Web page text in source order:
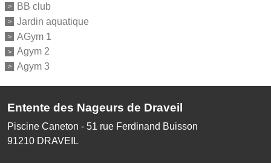
BB club
Jardin aquatique
AGym 1
Agym 2
Agym 3
Entente des Nageurs de Draveil
Piscine Caneton - 51 rue Ferdinand Buisson
91210 DRAVEIL